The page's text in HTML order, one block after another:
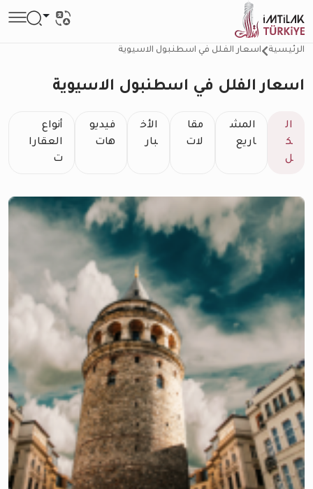
الرئيسية اسعار الفلل في اسطنبول الاسيوية
اسعار الفلل في اسطنبول الاسيوية
ال
ك
ل
المش
اريع
مقا
لات
الأخ
بار
فيديو
هات
أنواع
العقارا
ت